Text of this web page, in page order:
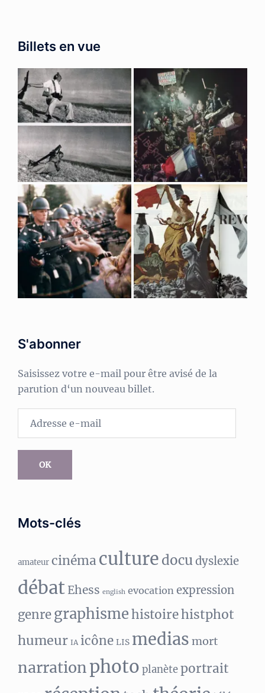
Billets en vue
S'abonner
Saisissez votre e-mail pour être avisé de la
parution d‘un nouveau billet.
OK
Mots-clés
amateur cinémaculture docudyslexie
débat Ehess english evocation expression
genregraphismehistoirehistphot
humeur IA icône LIS medias mort
narrationphoto planèteportrait